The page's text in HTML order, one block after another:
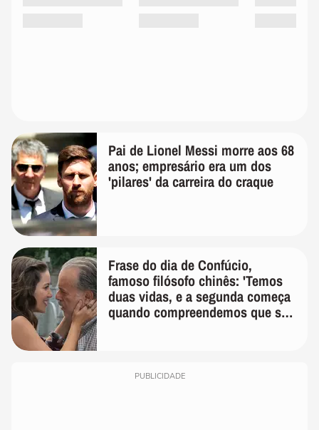
Pai de Lionel Messi morre aos 68
anos; empresário era um dos
'pilares' da carreira do craque
Frase do dia de Confúcio,
famoso filósofo chinês: 'Temos
duas vidas, e a segunda começa
quando compreendemos que só
PUBLICIDADE